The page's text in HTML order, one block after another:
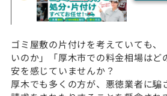
ゴミ屋敷の片付けを考えていても、
いのか」「厚木市での料金相場はど
安を感じていませんか？
厚木でも多くの方が、悪徳業者に騙